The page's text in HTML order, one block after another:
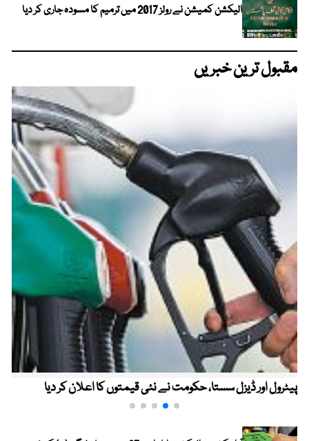
الیکشن کمیشن نے رولز 2017 میں ترمیم کا مسودہ جاری کر دیا
مقبول ترین خبریں
پیٹرول اور ڈیزل سستا، حکومت نے نئی قیمتوں کا اعلان کر دیا